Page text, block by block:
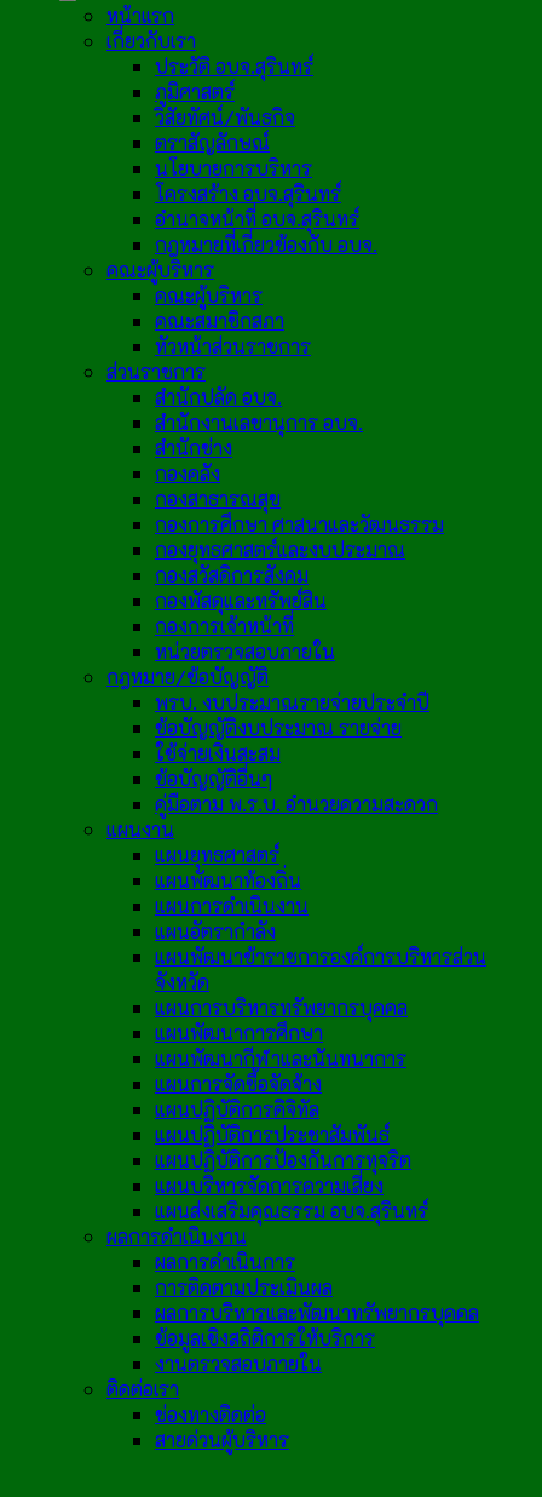
หน้าแรก
เกี่ยวกับเรา
ประวัติ อบจ.สุรินทร์
ภูมิศาสตร์
วิสัยทัศน์/พันธกิจ
ตราสัญลักษณ์
นโยบายการบริหาร
โครงสร้าง อบจ.สุรินทร์
อำนาจหน้าที่ อบจ.สุรินทร์
กฎหมายที่เกี่ยวข้องกับ อบจ.
คณะผู้บริหาร
คณะผู้บริหาร
คณะสมาชิกสภา
หัวหน้าส่วนราชการ
ส่วนราชการ
สำนักปลัด อบจ.
สำนักงานเลขานุการ อบจ.
สำนักช่าง
กองคลัง
กองสาธารณสุข
กองการศึกษา ศาสนาและวัฒนธรรม
กองยุทธศาสตร์และงบประมาณ
กองสวัสดิการสังคม
กองพัสดุและทรัพย์สิน
กองการเจ้าหน้าที่
หน่วยตรวจสอบภายใน
กฎหมาย/ข้อบัญญัติ
พรบ. งบประมาณรายจ่ายประจำปี
ข้อบัญญัติงบประมาณ รายจ่าย
ใช้จ่ายเงินสะสม
ข้อบัญญัติอื่นๆ
คู่มือตาม พ.ร.บ. อำนวยความสะดวก
แผนงาน
แผนยุทธศาสตร์
แผนพัฒนาท้องถิ่น
แผนการดำเนินงาน
แผนอัตรากำลัง
แผนพัฒนาข้าราชการองค์การบริหารส่วน
จังหวัด
แผนการบริหารทรัพยากรบุคคล
แผนพัฒนาการศึกษา
แผนพัฒนากีฬาและนันทนาการ
แผนการจัดซื้อจัดจ้าง
แผนปฏิบัติการดิจิทัล
แผนปฏิบัติการประชาสัมพันธ์
แผนปฏิบัติการป้องกันการทุจริต
แผนบริหารจัดการความเสี่ยง
แผนส่งเสริมคุณธรรม อบจ.สุรินทร์
ผลการดำเนินงาน
ผลการดำเนินการ
การติดตามประเมินผล
ผลการบริหารและพัฒนาทรัพยากรบุคคล
ข้อมูลเชิงสถิติการให้บริการ
งานตรวจสอบภายใน
ติดต่อเรา
ช่องทางติดต่อ
สายด่วนผู้บริหาร